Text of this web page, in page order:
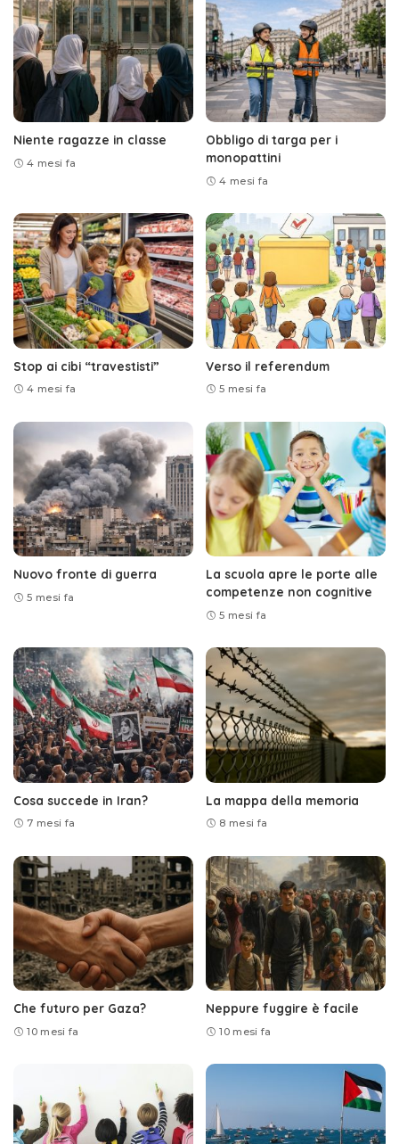
Niente ragazze in classe
4 mesi fa
Obbligo di targa per i
monopattini
4 mesi fa
Stop ai cibi “travestisti”
4 mesi fa
Verso il referendum
5 mesi fa
Nuovo fronte di guerra
5 mesi fa
La scuola apre le porte alle
competenze non cognitive
5 mesi fa
Cosa succede in Iran?
7 mesi fa
La mappa della memoria
8 mesi fa
Che futuro per Gaza?
10 mesi fa
Neppure fuggire è facile
10 mesi fa